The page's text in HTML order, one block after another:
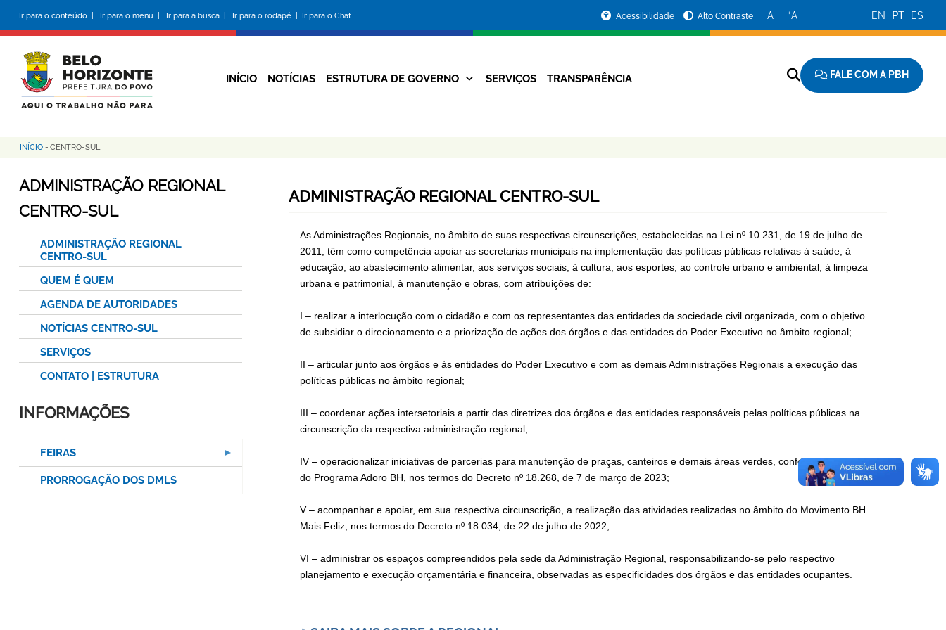
conteúdo
principal
Ir para o conteúdo | Ir para o menu | Ir para a busca | Ir para o rodapé | Ir para o Chat
da
Prefeitura
Acessibilidade Alto Contraste −A +A EN PT ES
Navegação
INÍCIO NOTÍCIAS ESTRUTURA DE GOVERNO SERVIÇOS TRANSPARÊNCIA FALE COM A PBH
Trilha
de
navegação
INÍCIO - CENTRO-SUL
ADMINISTRAÇÃO REGIONAL CENTRO-SUL
As Administrações Regionais, no âmbito de suas respectivas circunscrições, estabelecidas na Lei nº 10.231, de 19 de julho de
2011, têm como competência apoiar as secretarias municipais na implementação das políticas públicas relativas à saúde, à
educação, ao abastecimento alimentar, aos serviços sociais, à cultura, aos esportes, ao controle urbano e ambiental, à limpeza
urbana e patrimonial, à manutenção e obras, com atribuições de:
I – realizar a interlocução com o cidadão e com os representantes das entidades da sociedade civil organizada, com o objetivo
de subsidiar o direcionamento e a priorização de ações dos órgãos e das entidades do Poder Executivo no âmbito regional;
II – articular junto aos órgãos e às entidades do Poder Executivo e com as demais Administrações Regionais a execução das
políticas públicas no âmbito regional;
III – coordenar ações intersetoriais a partir das diretrizes dos órgãos e das entidades responsáveis pelas políticas públicas na
circunscrição da respectiva administração regional;
IV – operacionalizar iniciativas de parcerias para manutenção de praças, canteiros e demais áreas verdes, conforme diretrizes
do Programa Adoro BH, nos termos do Decreto nº 18.268, de 7 de março de 2023;
V – acompanhar e apoiar, em sua respectiva circunscrição, a realização das atividades realizadas no âmbito do Movimento BH
Mais Feliz, nos termos do Decreto nº 18.034, de 22 de julho de 2022;
VI – administrar os espaços compreendidos pela sede da Administração Regional, responsabilizando-se pelo respectivo
planejamento e execução orçamentária e financeira, observadas as especificidades dos órgãos e das entidades ocupantes.
ADMINISTRAÇÃO REGIONAL
CENTRO-SUL
ADMINISTRAÇÃO REGIONAL
CENTRO-SUL
QUEM É QUEM
AGENDA DE AUTORIDADES
NOTÍCIAS CENTRO-SUL
SERVIÇOS
CONTATO | ESTRUTURA
INFORMAÇÕES
FEIRAS
PRORROGAÇÃO DOS DMLS